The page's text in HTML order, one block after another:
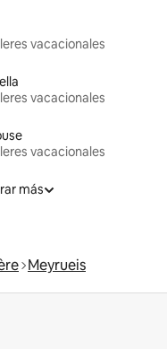
vacacionales
vacacionales
vacacionales
más
Meyrueis